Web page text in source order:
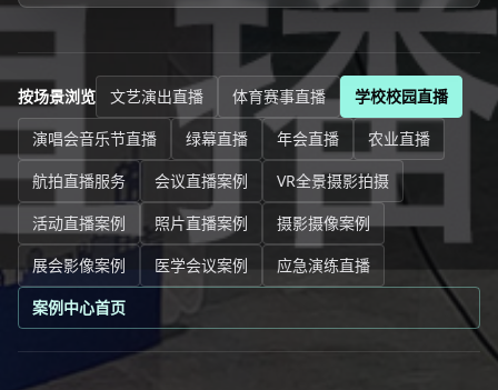
按场景浏览 文艺演出直播 体育赛事直播
学校校园直播
演唱会音乐节直播
绿幕直播 年会直播
农业直播
航拍直播服务
会议直播案例
VR全景摄影拍摄
活动直播案例
照片直播案例
摄影摄像案例
展会影像案例
医学会议案例
应急演练直播
案例中心首页